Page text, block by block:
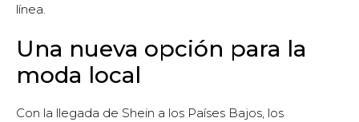
línea.
Una nueva opción para la
moda local
Con la llegada de Shein a los Países Bajos, los